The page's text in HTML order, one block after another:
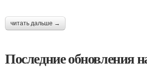
читать дальше →
Последние обновления